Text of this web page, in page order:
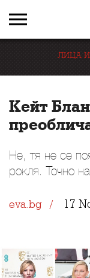
ЛИЦА
Кейт
Не, тя не се
рокля. Точно
eva.bg 17